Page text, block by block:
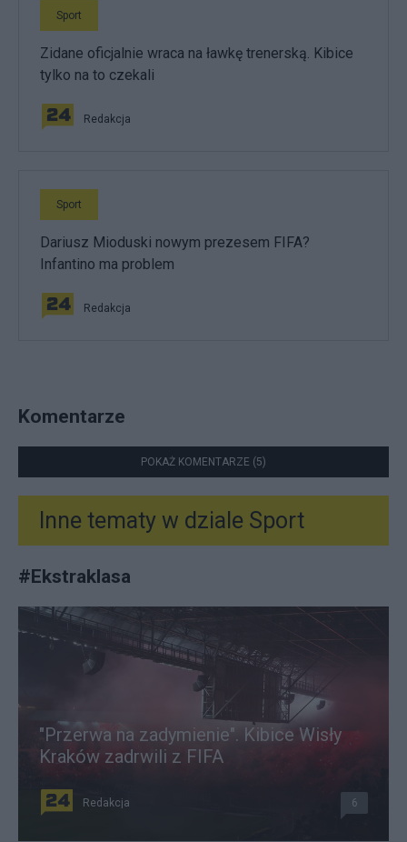
Sport
Zidane oficjalnie wraca na ławkę trenerską. Kibice
tylko na to czekali
Redakcja
Sport
Dariusz Mioduski nowym prezesem FIFA?
Infantino ma problem
Redakcja
Komentarze
POKAŻ KOMENTARZE (5)
Inne tematy w dziale Sport
#Ekstraklasa
"Przerwa na zadymienie". Kibice Wisły
Kraków zadrwili z FIFA
Redakcja 6